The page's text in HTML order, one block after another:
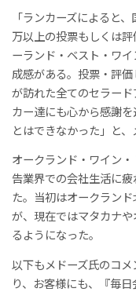
「ランカーズによると
万以上の投票もしくは
ーランド・ベスト・ワ
成感がある。投票・評
が訪れた全てのセラー
カー達にも心から感謝
とはできなかった」と、
オークランド・ワイン
告業界での会社生活に
た。当初はオークラン
が、現在ではマタカナ
るようになった。
以下もメドーズ氏のコ
り、お客様にも、『毎